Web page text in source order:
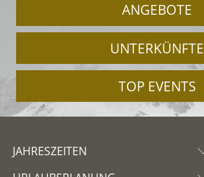
ANGEBOTE
UNTERKÜNFTE
TOP EVENTS
JAHRESZEITEN